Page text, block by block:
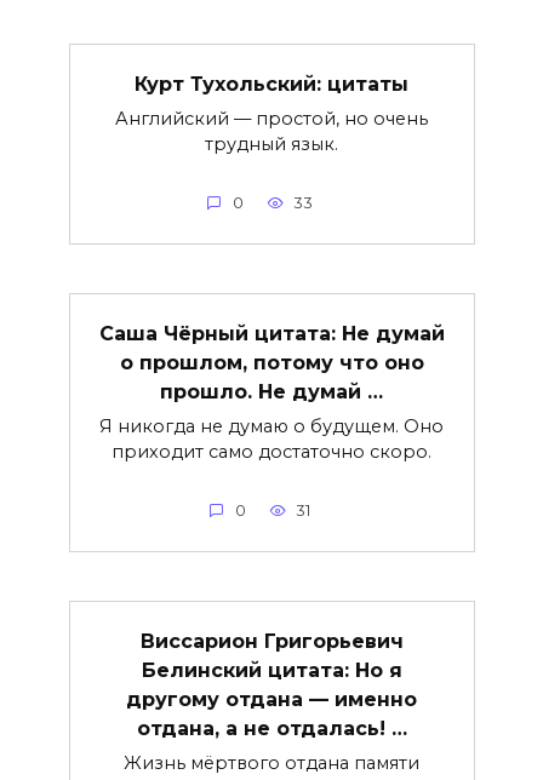
Курт Тухольский: цитаты
Английский — простой, но очень
трудный язык.
0 33
Саша Чёрный цитата: Не думай
о прошлом, потому что оно
прошло. Не думай …
Я никогда не думаю о будущем. Оно
приходит само достаточно скоро.
0 31
Виссарион Григорьевич
Белинский цитата: Но я
другому отдана — именно
отдана, а не отдалась! …
Жизнь мёртвого отдана памяти